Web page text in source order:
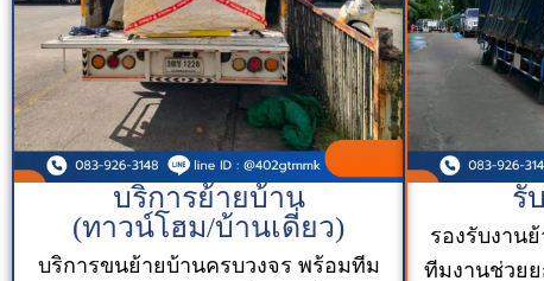
บริการย้ายบ้าน
(ทาวน์โฮม/บ้านเดี่ยว)
บริการขนย้ายบ้านครบวงจร พร้อมทีม
รั
รองรับงาน
ทีมงานช่วย